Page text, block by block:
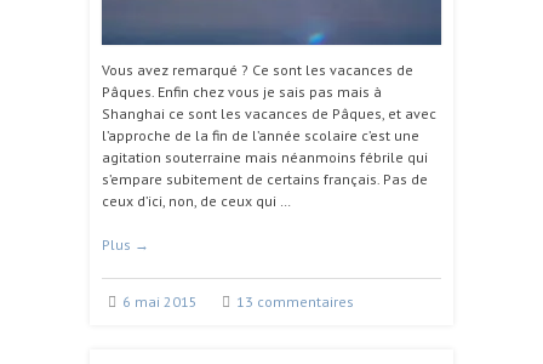
Vous avez remarqué ? Ce sont les vacances de
Pâques. Enfin chez vous je sais pas mais à
Shanghai ce sont les vacances de Pâques, et avec
l’approche de la fin de l’année scolaire c’est une
agitation souterraine mais néanmoins fébrile qui
s’empare subitement de certains français. Pas de
ceux d’ici, non, de ceux qui …
Plus →
6 mai 2015 13 commentaires